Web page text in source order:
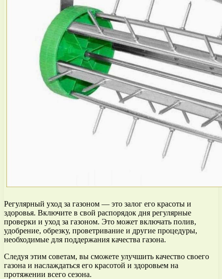
Регулярный уход за газоном — это залог его красоты и
здоровья. Включите в свой распорядок дня регулярные
проверки и уход за газоном. Это может включать полив,
удобрение, обрезку, проветривание и другие процедуры,
необходимые для поддержания качества газона.
Следуя этим советам, вы сможете улучшить качество своего
газона и наслаждаться его красотой и здоровьем на
протяжении всего сезона.